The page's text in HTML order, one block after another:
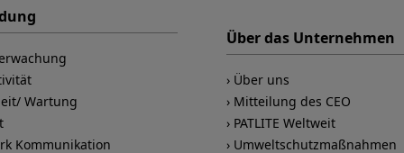
Wartung
Kommunikation
Über das Unternehmen
Über uns
Mitteilung des CEO
PATLITE Weltweit
Umweltschutzmaßnahmen